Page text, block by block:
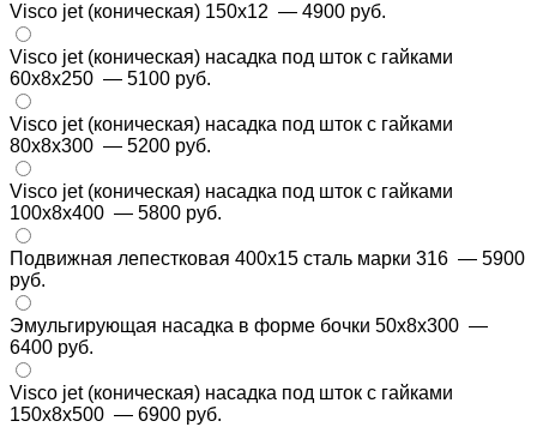
Visco jet (коническая) 150х12 — 4900 руб.
Visco jet (коническая) насадка под шток с гайками
60x8x250 — 5100 руб.
Visco jet (коническая) насадка под шток с гайками
80x8x300 — 5200 руб.
Visco jet (коническая) насадка под шток с гайками
100x8x400 — 5800 руб.
Подвижная лепестковая 400х15 сталь марки 316 — 5900
руб.
Эмульгирующая насадка в форме бочки 50x8x300 —
6400 руб.
Visco jet (коническая) насадка под шток с гайками
150x8x500 — 6900 руб.